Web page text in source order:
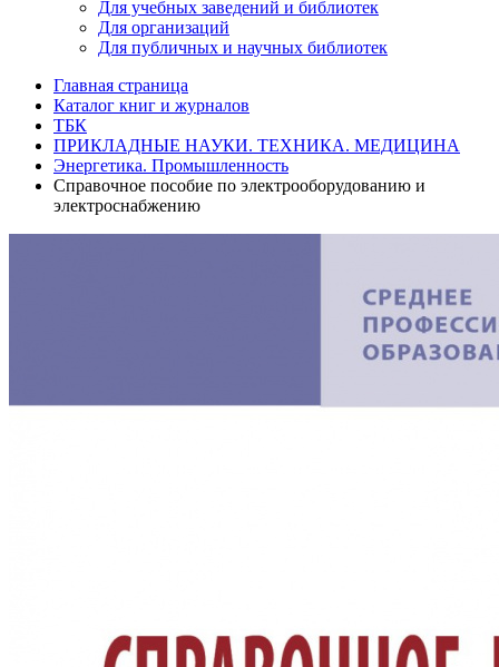
Для учебных заведений и библиотек
Для организаций
Для публичных и научных библиотек
Главная страница
Каталог книг и журналов
ТБК
ПРИКЛАДНЫЕ НАУКИ. ТЕХНИКА. МЕДИЦИНА
Энергетика. Промышленность
Справочное пособие по электрооборудованию и
электроснабжению